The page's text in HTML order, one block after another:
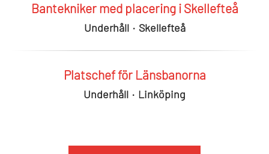
Bantekniker med placering i Skellefteå
Underhåll · Skellefteå
Platschef för Länsbanorna
Underhåll · Linköping